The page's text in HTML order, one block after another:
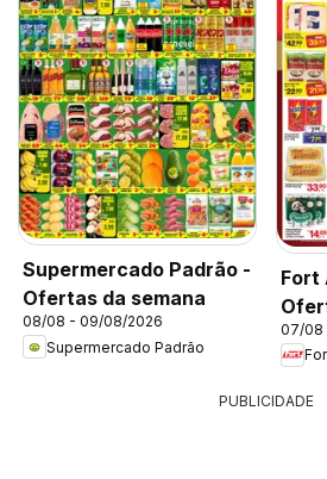
Supermercado Padrão -
Ofertas da semana
08/08 - 09/08/2026
Supermercado Padrão
Fort
07/08
PUBLICIDADE